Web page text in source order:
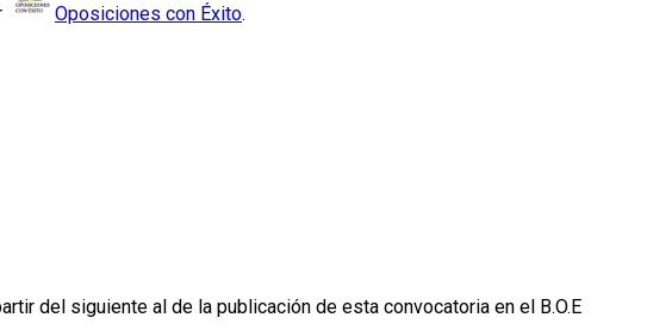
Oposiciones con Éxito.
del siguiente al de la publicación de esta convocatoria en el B.O.E